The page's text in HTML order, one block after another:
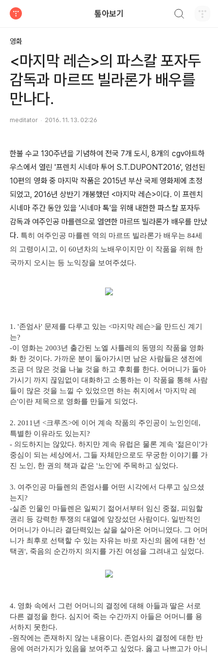
톺아보기
영화
<마지막 레슨>의 파스칼 포자두
감독과 마르뜨 빌라론가 배우를
만나다.
meditator 2016. 11. 13. 02:26
한불 수교 130주년을 기념하여 전국 7개 도시, 8개의 cgv아트하
우스에서 열린 '프렌치 시네마 투어 S.T.DUPONT2016', 엄선된
10편의 영화 중 마지막 작품은 2015년 부산 국제 영화제에 초정
되었고, 2016년 상반기 개봉했던 <마지막 레슨>이다. 이 프렌치
시네마 주간 동안 있을 '시네마 톡'을 위해 내한한 파스칼 포자두
감독과 여주인공 마를렌으로 열연한 마르뜨 빌라론가 배우를 만났
다. 특히 여주인공 마를렌 역의 마르뜨 빌라론가 배우는 84세
의 고령이시고, 이 60년차의 노배우이지만 이 작품을 위해 한
국까지 오시는 등 노익장을 보여주셨다.
1. '존엄사' 문제를 다루고 있는 <마지막 레슨>을 만드신 계기
는?
-이 영화는 2003년 출간된 노엘 사틀레의 동명의 작품을 영화
화 한 것이다. 가까운 분이 돌아가시면 남은 사람들은 생전에
조금 더 많은 것을 나눌 것을 하고 후회를 한다. 어머니가 돌아
가시기 까지 끊임없이 대화하고 소통하는 이 작품을 통해 사람
들이 많은 것을 느낄 수 있었으면 하는 취지에서 '마지막 레
슨'이란 제목으로 영화를 만들게 되었다.
2. 2011년 <크루즈>에 이어 계속 작품의 주인공이 노인인데,
특별한 이유라도 있는지?
- 의도하지는 않았다. 하지만 계속 유럽은 물론 계속 '젊은이'가
중심이 되는 세상에서, 그들 자체만으로도 무궁한 이야기를 가
진 노인, 한 권의 책과 같은 '노인'에 주목하고 싶었다.
3. 여주인공 마들렌의 존엄사를 어떤 시각에서 다루고 싶으셨
는지?
-실존 인물인 마들렌은 일찌기 젊어서부터 임신 중절, 피임할
권리 등 강력한 투쟁의 대열에 앞장섰던 사람이다. 일반적인
어머니가 아니라 결단력있는 삶을 살아온 어머니였다. 그 어머
니가 최후로 선택할 수 있는 자유는 바로 자신의 몸에 대한 '선
택권', 죽음의 순간까지 의지를 가진 여성을 그려내고 싶었다.
4. 영화 속에서 그런 어머니의 결정에 대해 아들과 딸은 서로
다른 결정을 한다. 심지어 죽는 수간까지 아들은 어머니를 용
서하지 못한다.
-원작에는 존재하지 않는 내용이다. 존엄사의 결정에 대한 반
응에 여러가지가 있음을 보여주고 싶었다. 옳고 나쁘고가 아니